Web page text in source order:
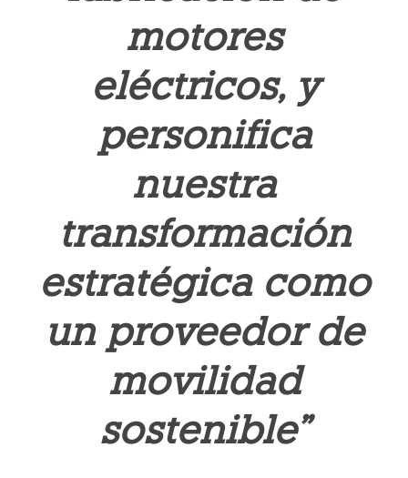
motores
eléctricos, y
personifica
nuestra
transformación
estratégica como
un proveedor de
movilidad
sostenible”